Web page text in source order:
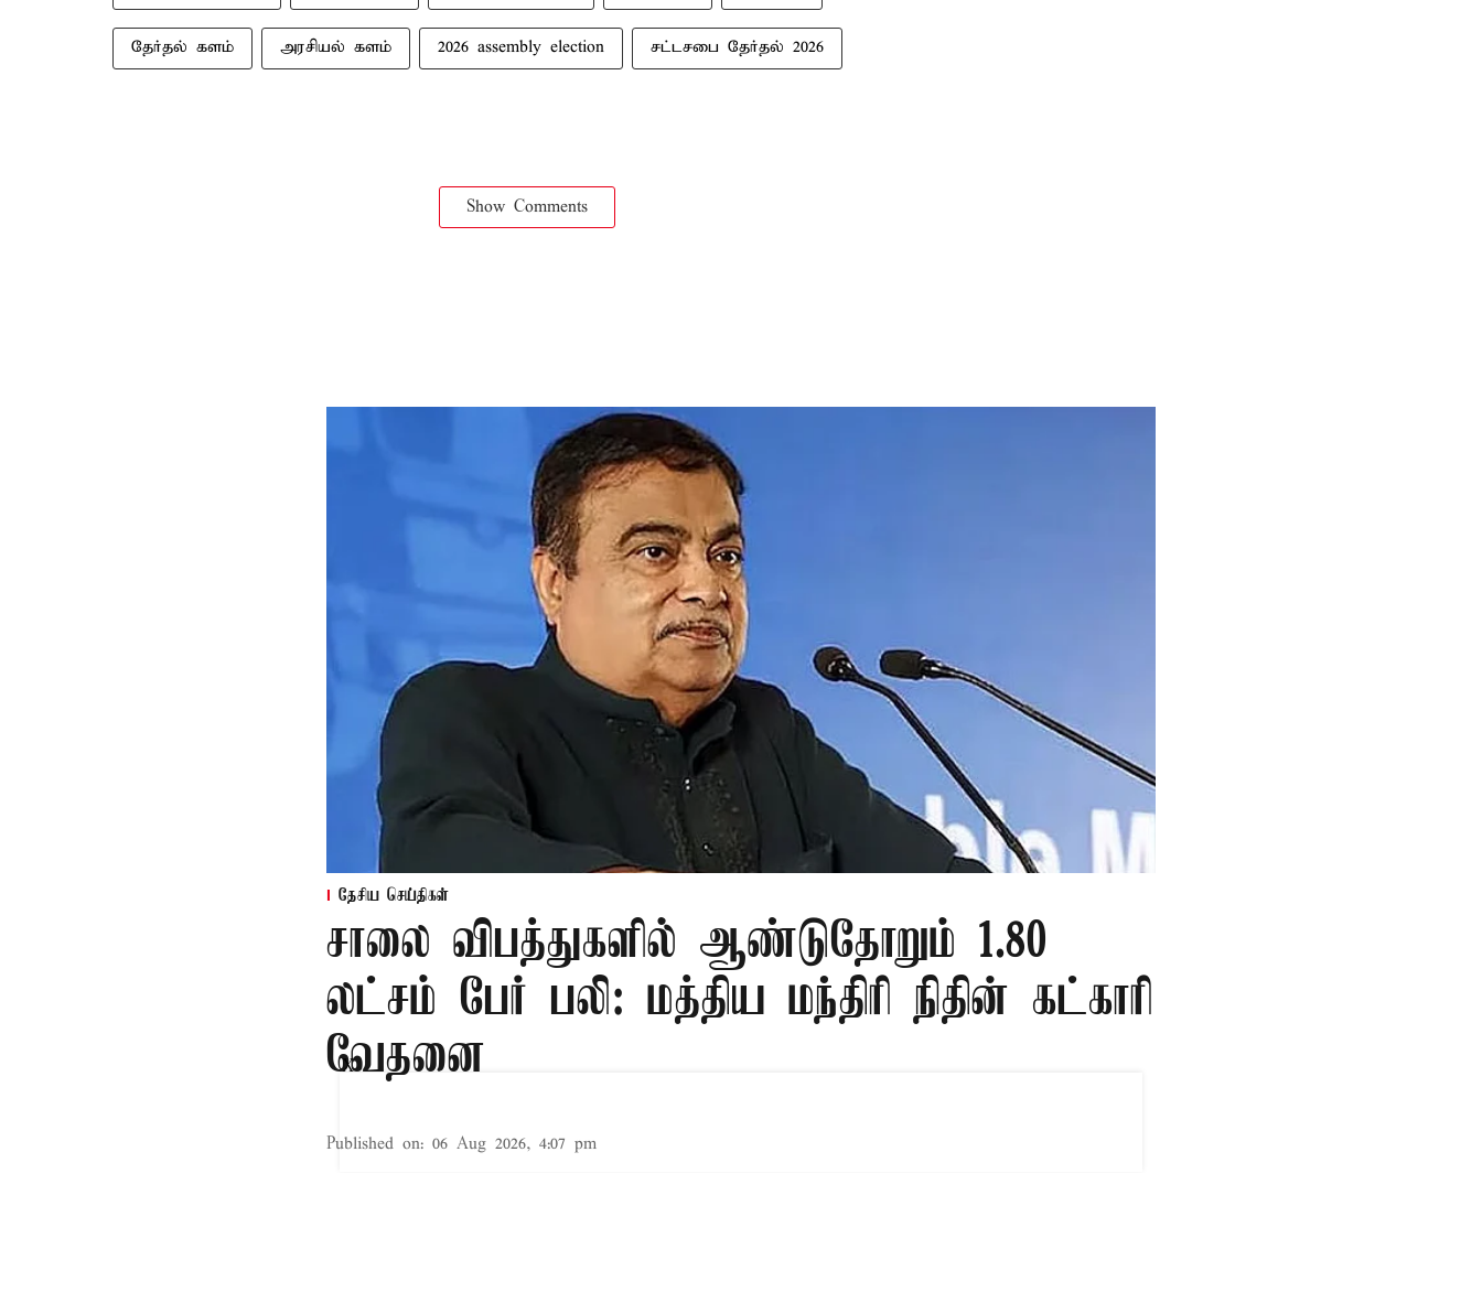
தேர்தல் களம் அரசியல் களம் 2026 assembly election சட்டசபை தேர்தல் 2026
Show Comments
தேசிய செய்திகள்
சாலை விபத்துகளில் ஆண்டுதோறும் 1.80
லட்சம் பேர் பலி: மத்திய மந்திரி நிதின் கட்காரி
வேதனை
Published on: 06 Aug 2026, 4:07 pm
X